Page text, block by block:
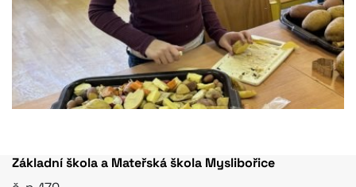
Základní škola a Mateřská škola Myslibořice